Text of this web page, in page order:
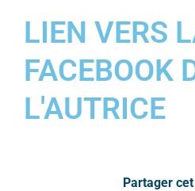
LIEN VERS
FACEBOOK
L'AUTRICE
Partager